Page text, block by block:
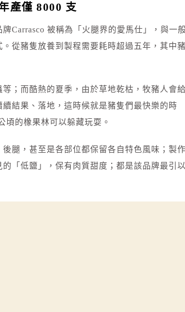
產僅 8000 支
Carrasco 被稱為「火腿界的愛馬仕」，與一
從豬隻放養到製程需要耗時超過五年，其中
；而酷熱的夏季，由於草地乾枯，牧豬人會
結果、落地，這時候就是豬隻們最快樂的時
頃的橡果林可以躲藏玩耍。
腿，甚至是各部位都保留各自特色風味；製
「低鹽」，保有肉質甜度；都是該品牌最引